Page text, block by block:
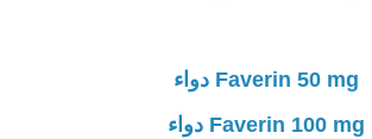
Faverin 50 mg دواء
Faverin 100 mg دواء